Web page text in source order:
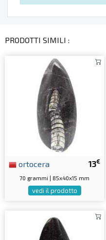
PRODOTTI SIMILI :
13€
ortocera
70 grammi | 85x40x15 mm
vedi il prodotto